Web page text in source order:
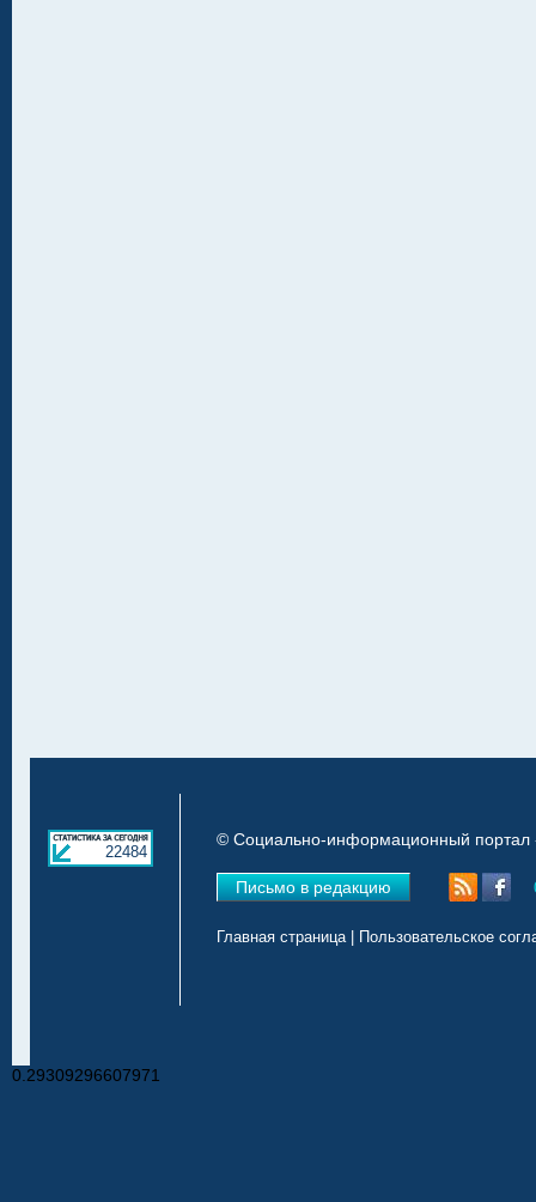
22484
© Социально-информационный портал
Письмо в редакцию
Главная страница| Пользовательское
0.29309296607971